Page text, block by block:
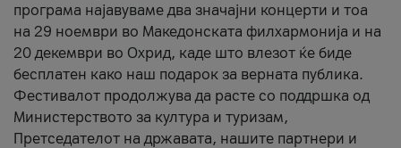
програма најавуваме два значајни концерти и тоа
на 29 ноември во Македонската филхармонија и на
20 декември во Охрид, каде што влезот ќе биде
бесплатен како наш подарок за верната публика.
Фестивалот продолжува да расте со поддршка од
Министерството за култура и туризам,
Претседателот на државата, нашите партнери и